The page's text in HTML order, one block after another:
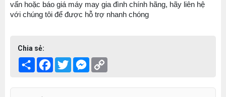
vấn hoặc báo giá máy may gia đình chính hãng, hãy liên hệ
với chúng tôi để được hỗ trợ nhanh chóng
Chia sẻ:
Share Facebook
TwitterMessenger